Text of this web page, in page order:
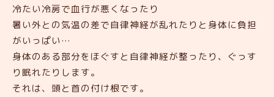
冷たい冷房で血行が悪くなったり
暑い外との気温の差で自律神経が乱れたりと身体に負担
がいっぱい…
身体のある部分をほぐすと自律神経が整ったり、ぐっす
り眠れたりします。
それは、頭と首の付け根です。